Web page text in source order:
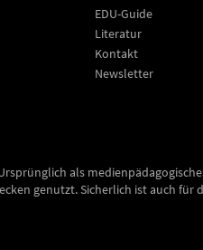
EDU-Guide
Literatur
Kontakt
Newsletter
als
genutzt. Sicherlich ist auch